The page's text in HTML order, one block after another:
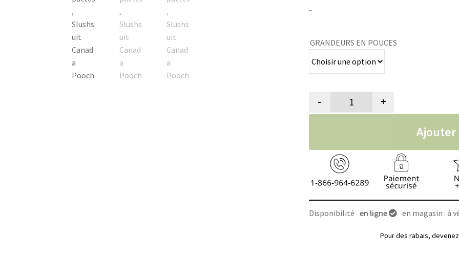
113.99$
-
GRANDEURS EN POUCES
quantité de Manteau de pluie
- +
Ajouter
Disponibilité en ligne en magasin : à
Pour des rabais,